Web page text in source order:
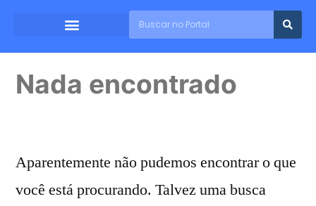
Nada encontrado
Aparentemente não pudemos encontrar o que
você está procurando. Talvez uma busca